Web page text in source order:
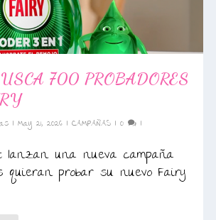
700 PROBADORES
|May 21, 2026 |CAMPAÑAS |0 |
lanzan una nueva campaña
quieran probar su nuevo Fairy